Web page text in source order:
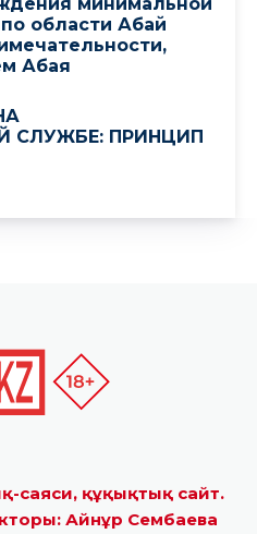
саяси, құқықтық сайт.
Айнұр Сембаева